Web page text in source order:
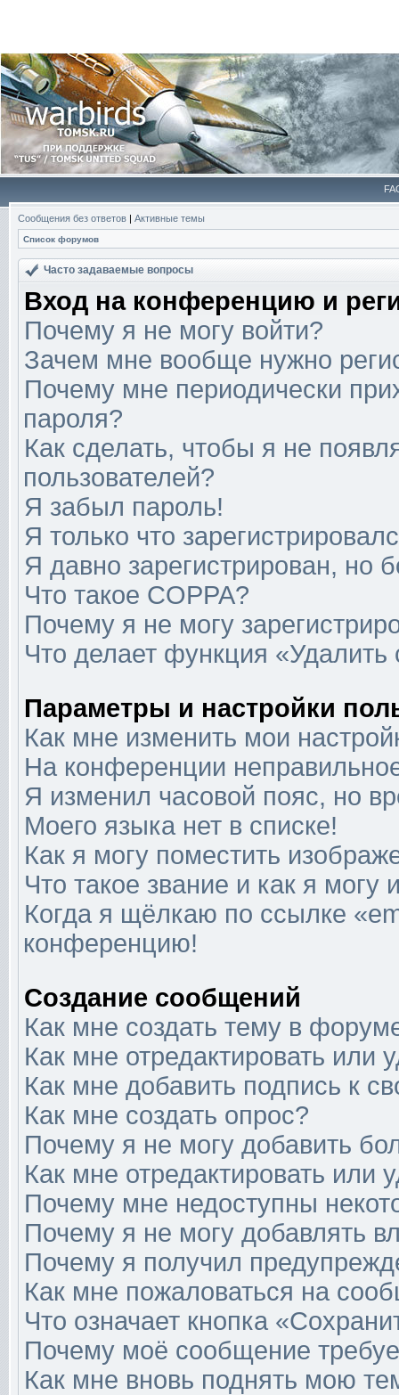
Сообщения без ответов | Активные темы
Список форумов
Часто задаваемые вопросы
Вход на конференцию и
Почему я не могу войти?
Зачем мне вообще нужно
Почему мне периодически
пароля?
Как сделать, чтобы я не
пользователей?
Я забыл пароль!
Я только что
Я давно зарегистрирован, но
Что такое COPPA?
Почему я не могу
Что делает функция
Параметры и настройки
Как мне изменить мои
На конференции
Я изменил часовой пояс, но
Моего языка нет в списке!
Как я могу поместить
Что такое звание и как я могу
Когда я щёлкаю по ссылке
конференцию!
Создание сообщений
Как мне создать тему в
Как мне отредактировать или
Как мне добавить подпись к
Как мне создать опрос?
Почему я не могу добавить
Как мне отредактировать или
Почему мне недоступны
Почему я не могу добавлять
Почему я получил
Как мне пожаловаться на
Что означает кнопка
Почему моё сообщение
Как мне вновь поднять мою